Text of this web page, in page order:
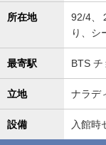
所在地
92/4、
り、シ
最寄駅 BTS
立地 ナラデ
設備 入館時